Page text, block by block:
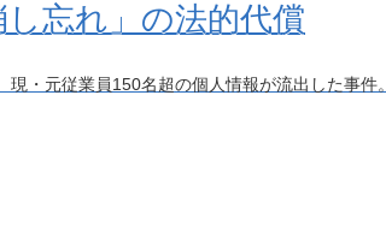
忘れ」の法的代償
・元従業員150名超の個人情報が流出した事件